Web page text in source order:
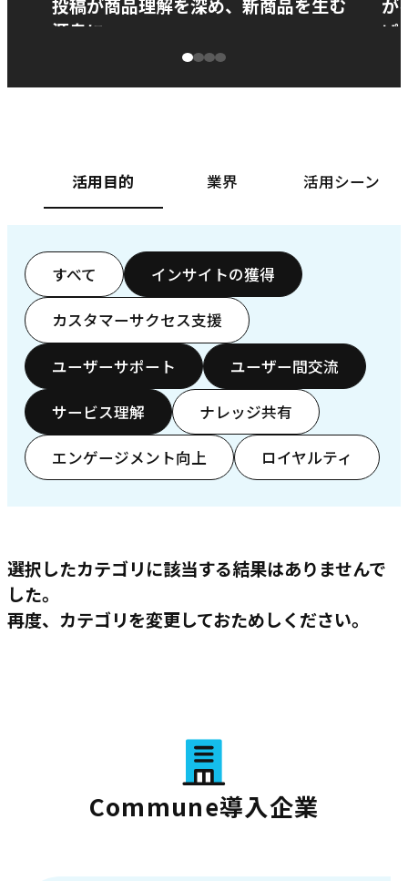
投稿が商品理解を深め、新商品を生む
源泉に
が
ぱ
活用目的 業界 活用シーン
すべて インサイトの獲得
カスタマーサクセス支援
ユーザーサポート ユーザー間交流
サービス理解 ナレッジ共有
エンゲージメント向上 ロイヤルティ
選択したカテゴリに該当する結果はありませんで
した。
再度、カテゴリを変更しておためしください。
Commune導入企業